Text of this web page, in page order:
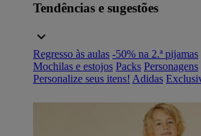
Tendências e sugestões
Regresso às aulas -50% na 2.ª pijamas
Mochilas e estojos Packs Personagens
Personalize seus itens! Adidas